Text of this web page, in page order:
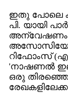
ഇതു പോലെ
പി. യായി
അന്വേഷണം
റിഫോംസ്‌
'നാഷണല്‍
ഒരു